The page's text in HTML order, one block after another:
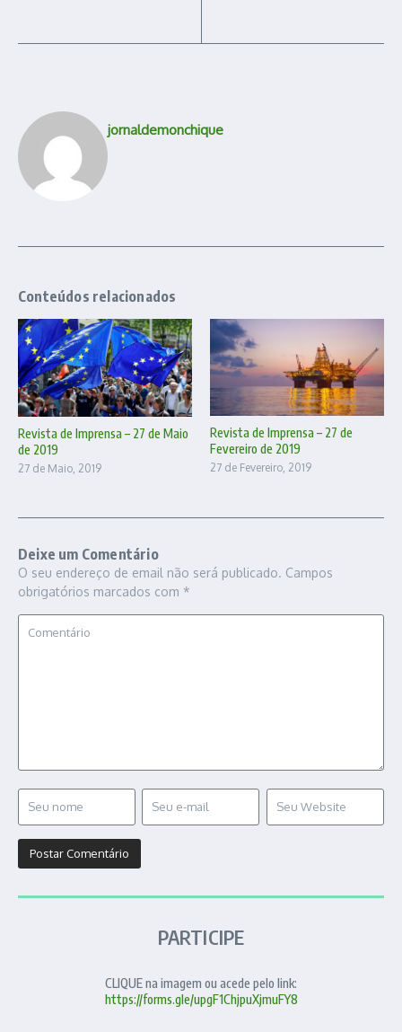
jornaldemonchique
Conteúdos relacionados
Revista de Imprensa – 27 de Maio
de 2019
27 de Maio, 2019
Revista de Imprensa – 27 de
Fevereiro de 2019
27 de Fevereiro, 2019
Deixe um Comentário
O seu endereço de email não será publicado. Campos
obrigatórios marcados com *
PARTICIPE
CLIQUE na imagem ou acede pelo link:
https://forms.gle/upgF1ChjpuXjmuFY8